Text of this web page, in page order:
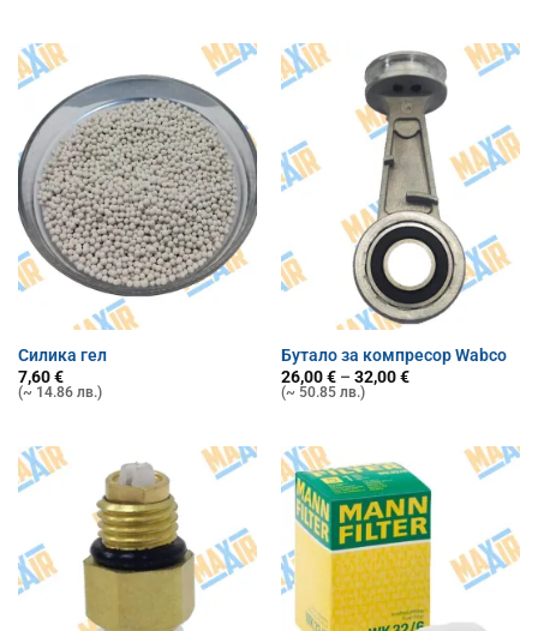
Силика гел
7,60€
(~ 14.86 лв.)
Бутало за компресор Wabco
26,00€ – 32,00€Price
(~ 50.85 лв.)